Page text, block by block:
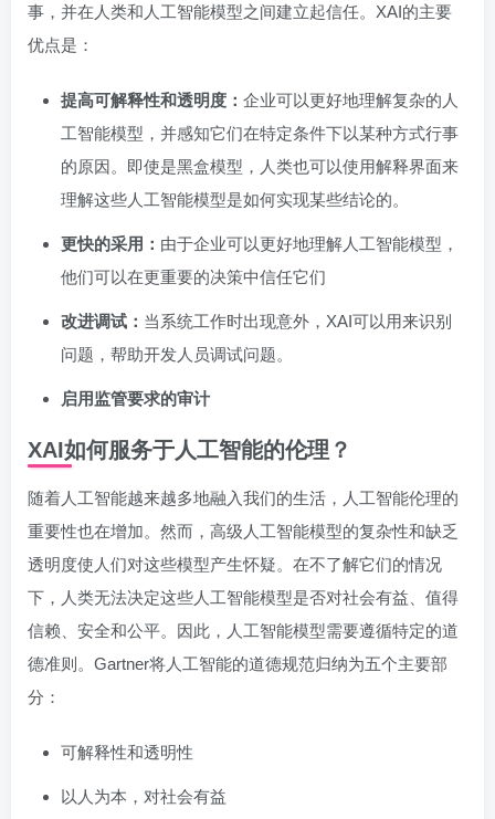
事，并在人类和人工智能模型之间建立起信任。XAI的主要
优点是：
提高可解释性和透明度： 企业可以更好地理解复杂的人
工智能模型，并感知它们在特定条件下以某种方式行事
的原因。即使是黑盒模型，人类也可以使用解释界面来
理解这些人工智能模型是如何实现某些结论的。
更快的采用： 由于企业可以更好地理解人工智能模型，
他们可以在更重要的决策中信任它们
改进调试： 当系统工作时出现意外，XAI可以用来识别
问题，帮助开发人员调试问题。
启用监管要求的审计
XAI如何服务于人工智能的伦理？
随着人工智能越来越多地融入我们的生活，人工智能伦理的
重要性也在增加。然而，高级人工智能模型的复杂性和缺乏
透明度使人们对这些模型产生怀疑。在不了解它们的情况
下，人类无法决定这些人工智能模型是否对社会有益、值得
信赖、安全和公平。因此，人工智能模型需要遵循特定的道
德准则。Gartner将人工智能的道德规范归纳为五个主要部
分：
可解释性和透明性
以人为本，对社会有益